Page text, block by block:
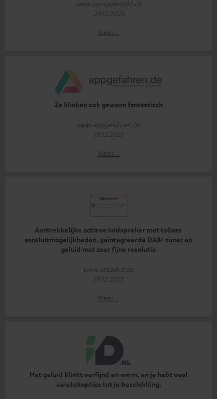
www.computerbild.de
29.12.2023
Meer...
Ze klinken ook gewoon fantastisch
www.appgefahren.de
19.12.2023
Meer...
Aantrekkelijke actieve luidspreker met talloze
aansluitmogelijkheden, geïntegreerde DAB+ tuner en
geluid met zeer fijne resolutie
www.areadvd.de
19.12.2023
Meer...
Het geluid klinkt verfijnd en warm, en je hebt veel
aansluitopties tot je beschikking.